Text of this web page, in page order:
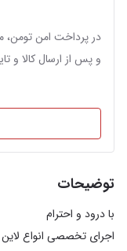
در پرداخت امن تومن،
و پس از ارسال کالا و
توضیحات